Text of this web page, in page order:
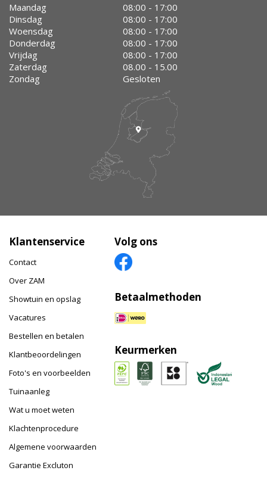
Maandag
08:00 - 17:00
Dinsdag
08:00 - 17:00
Woensdag
08:00 - 17:00
Donderdag
08:00 - 17:00
Vrijdag
08:00 - 17:00
Zaterdag
08.00 - 15.00
Zondag
Gesloten
Klantenservice
Contact
Over ZAM
Showtuin en opslag
Vacatures
Bestellen en betalen
Klantbeoordelingen
Foto's en voorbeelden
Tuinaanleg
Wat u moet weten
Klachtenprocedure
Algemene voorwaarden
Garantie Excluton
Volg ons
Betaalmethoden
Keurmerken